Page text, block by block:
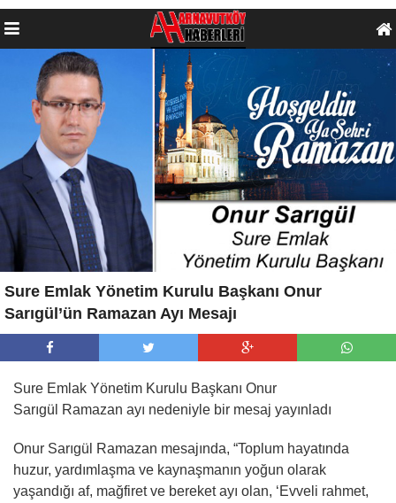
Sure Emlak Yönetim Kurulu Başkanı Onur
Sarıgül’ün Ramazan Ayı Mesajı
Sure Emlak Yönetim Kurulu Başkanı Onur
Sarıgül Ramazan ayı nedeniyle bir mesaj yayınladı
Onur Sarıgül Ramazan mesajında, “Toplum hayatında
huzur, yardımlaşma ve kaynaşmanın yoğun olarak
yaşandığı af, mağfiret ve bereket ayı olan, ‘Evveli rahmet,